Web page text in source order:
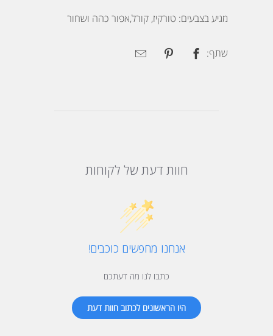
מגיע בצבעים: טורקיז, קורל,אפור כהה ושחור
שתף:
חוות דעת של לקוחות
אנחנו מחפשים כוכבים!
כתבו לנו מה דעתכם
היו הראשונים לכתוב חוות דעת